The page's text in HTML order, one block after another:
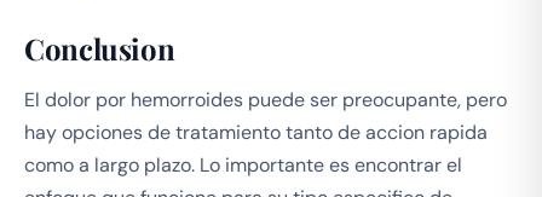
Conclusion
El dolor por hemorroides puede ser preocupante, pero
hay opciones de tratamiento tanto de accion rapida
como a largo plazo. Lo importante es encontrar el